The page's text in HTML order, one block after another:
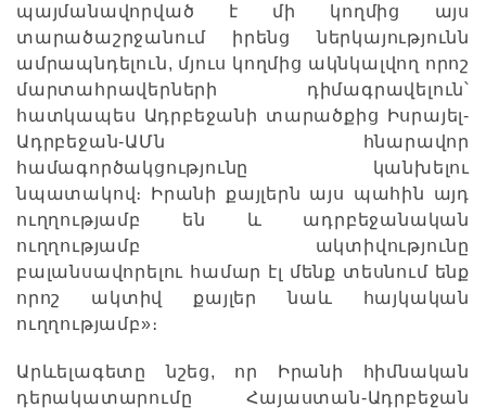
պայմանավորված է մի կողմից այս
տարածաշրջանում իրենց ներկայությունն
ամրապնդելուն, մյուս կողմից ակնկալվող որոշ
մարտահրավերների դիմագրավելուն՝
հատկապես Ադրբեջանի տարածքից Իսրայել-
Ադրբեջան-ԱՄն հնարավոր
համագործակցությունը կանխելու
նպատակով։ Իրանի քայլերն այս պահին այդ
ուղղությամբ են և ադրբեջանական
ուղղությամբ ակտիվությունը
բալանսավորելու համար էլ մենք տեսնում ենք
որոշ ակտիվ քայլեր նաև հայկական
ուղղությամբ»։
Արևելագետը նշեց, որ Իրանի հիմնական
դերակատարումը Հայաստան-Ադրբեջան